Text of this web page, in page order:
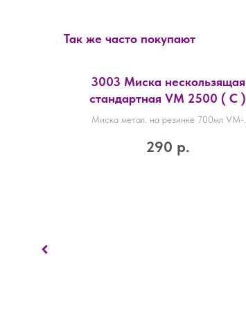
Так же часто покупают
3003 Миска нескользящая
стандартная VM 2500 ( C )
Миска метал. на резинке 700мл VM-
290 р.